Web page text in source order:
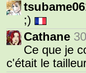
;)
Cathane
Ce que je
c'était le